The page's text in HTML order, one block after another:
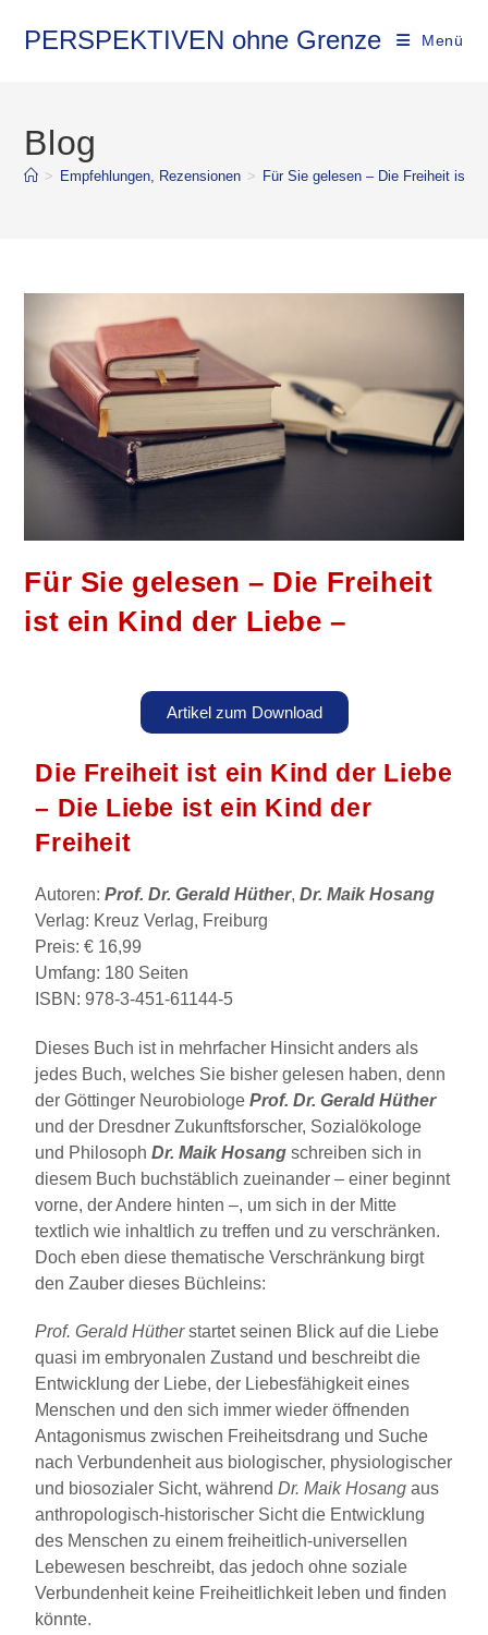
PERSPEKTIVEN ohne Grenze Menü
Blog
> Empfehlungen, Rezensionen > Für Sie gelesen – Die Freiheit ist
Für Sie gelesen – Die Freiheit
ist ein Kind der Liebe –
Artikel zum Download
Die Freiheit ist ein Kind der Liebe
– Die Liebe ist ein Kind der
Freiheit
Autoren:Prof. Dr. Gerald Hüther,Dr. Maik Hosang
Verlag: Kreuz Verlag, Freiburg
Preis: € 16,99
Umfang: 180 Seiten
ISBN: 978-3-451-61144-5
Dieses Buch ist in mehrfacher Hinsicht anders als
jedes Buch, welches Sie bisher gelesen haben, denn
der Göttinger NeurobiologeProf. Dr. Gerald Hüther
und der Dresdner Zukunftsforscher, Sozialökologe
und PhilosophDr. Maik Hosang schreiben sich in
diesem Buch buchstäblich zueinander – einer beginnt
vorne, der Andere hinten –, um sich in der Mitte
textlich wie inhaltlich zu treffen und zu verschränken.
Doch eben diese thematische Verschränkung birgt
den Zauber dieses Büchleins:
Prof. Gerald Hütherstartet seinen Blick auf die Liebe
quasi im embryonalen Zustand und beschreibt die
Entwicklung der Liebe, der Liebesfähigkeit eines
Menschen und den sich immer wieder öffnenden
Antagonismus zwischen Freiheitsdrang und Suche
nach Verbundenheit aus biologischer, physiologischer
und biosozialer Sicht, währendDr. Maik Hosang aus
anthropologisch-historischer Sicht die Entwicklung
des Menschen zu einem freiheitlich-universellen
Lebewesen beschreibt, das jedoch ohne soziale
Verbundenheit keine Freiheitlichkeit leben und finden
könnte.